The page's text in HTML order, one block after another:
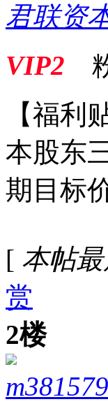
君联资
VIP2
【福利
本股东
期目标
[ 本帖
赏
2楼